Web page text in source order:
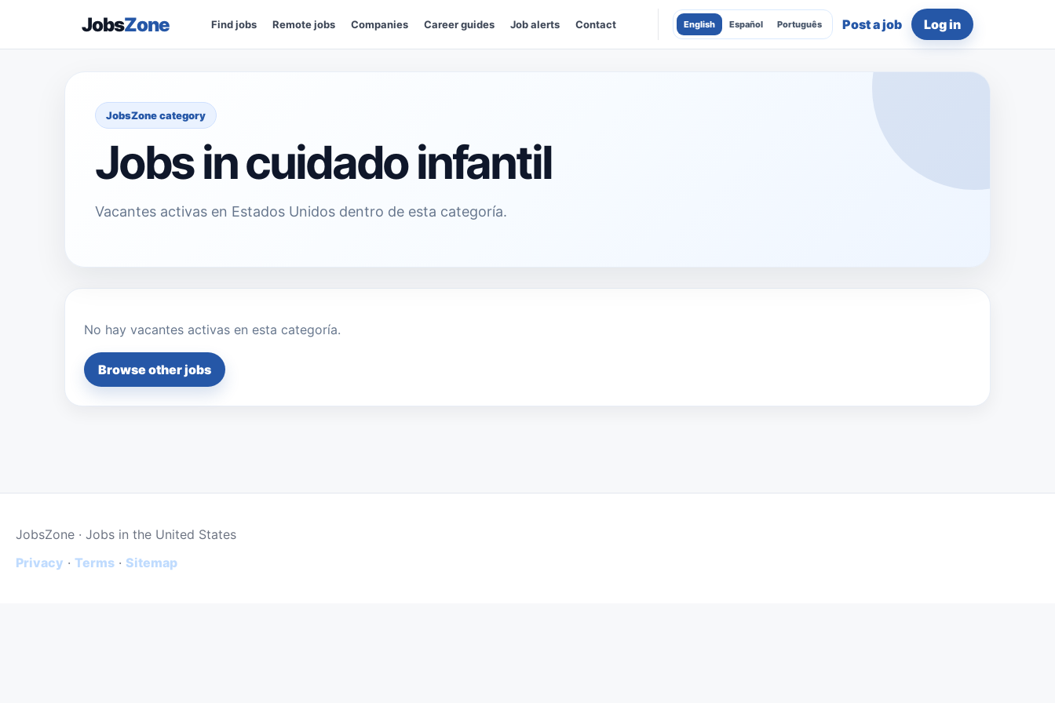
JobsZone Find jobs Remote jobs Companies Career guides Job alerts Contact English Español Português Post a job Log in
JobsZone category
Jobs in cuidado infantil
Vacantes activas en Estados Unidos dentro de esta categoría.
No hay vacantes activas en esta categoría.
Browse other jobs
JobsZone · Jobs in the United States
Privacy · Terms · Sitemap